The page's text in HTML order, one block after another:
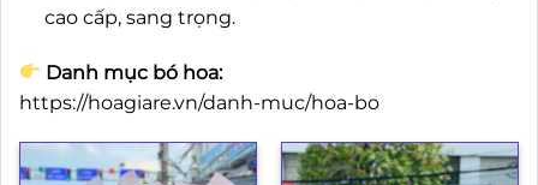
cao cấp, sang trọng.
Danh mục bó hoa:
https://hoagiare.vn/danh-muc/hoa-bo